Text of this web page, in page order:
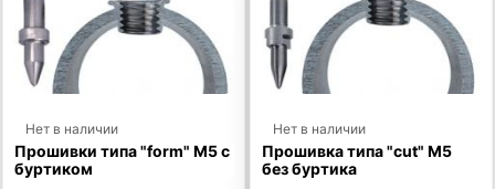
Нет в наличии
Прошивки типа "form" М5 с
буртиком
Нет в наличии
Прошивка типа "cut" М5
без буртика